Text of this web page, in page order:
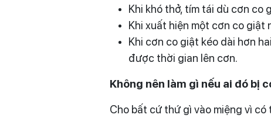
Khi khó thở, tím tái dù cơn co
Khi xuất hiện một cơn co giật
Khi cơn co giật kéo dài hơn
được thời gian lên cơn.
Không nên làm gì nếu ai đó bị
Cho bất cứ thứ gì vào miệng vì